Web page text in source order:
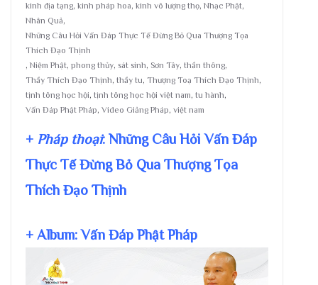
kinh địa tạng, kinh pháp hoa, kinh vô lượng thọ, Nhạc Phật,
Nhân Quả,
Những Câu Hỏi Vấn Đáp Thực Tế Đừng Bỏ Qua Thượng Tọa
Thích Đạo Thịnh
, Niệm Phật, phong thủy, sát sinh, Sơn Tây, thần thông,
Thầy Thích Đạo Thịnh, thầy tu, Thượng Toạ Thích Đạo Thịnh,
tịnh tông học hội, tịnh tông học hội việt nam, tu hành,
Vấn Đáp Phật Pháp, Video Giảng Pháp, việt nam
+ Pháp thoại: Những Câu Hỏi Vấn Đáp
Thực Tế Đừng Bỏ Qua Thượng Tọa
Thích Đạo Thịnh
+ Album: Vấn Đáp Phật Pháp